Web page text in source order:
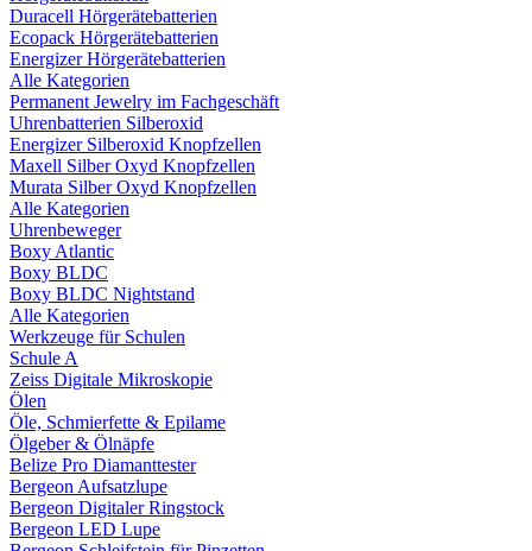
Duracell Hörgerätebatterien
Ecopack Hörgerätebatterien
Energizer Hörgerätebatterien
Alle Kategorien
Permanent Jewelry im Fachgeschäft
Uhrenbatterien Silberoxid
Energizer Silberoxid Knopfzellen
Maxell Silber Oxyd Knopfzellen
Murata Silber Oxyd Knopfzellen
Alle Kategorien
Uhrenbeweger
Boxy Atlantic
Boxy BLDC
Boxy BLDC Nightstand
Alle Kategorien
Werkzeuge für Schulen
Schule A
Zeiss Digitale Mikroskopie
Ölen
Öle, Schmierfette & Epilame
Ölgeber & Ölnäpfe
Belize Pro Diamanttester
Bergeon Aufsatzlupe
Bergeon Digitaler Ringstock
Bergeon LED Lupe